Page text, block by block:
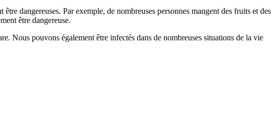
dangereuses. Par exemple, de nombreuses personnes mangent des fruits et des
être dangereuse.
Nous pouvons également être infectés dans de nombreuses situations de la vie